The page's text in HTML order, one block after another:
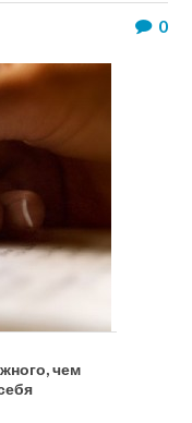
0
чем